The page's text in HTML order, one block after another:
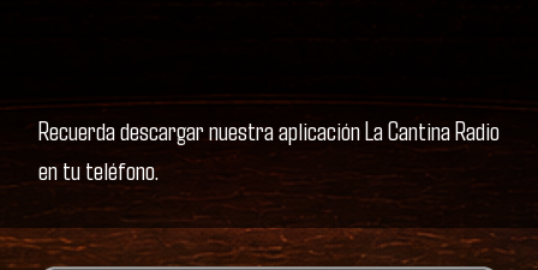
Recuerda descargar nuestra aplicación La Cantina Radio
en tu teléfono.